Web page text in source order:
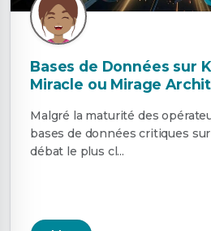
Bases de Données sur
Miracle ou Mirage
Malgré la maturité des
bases de données critiques
débat le plus cl...